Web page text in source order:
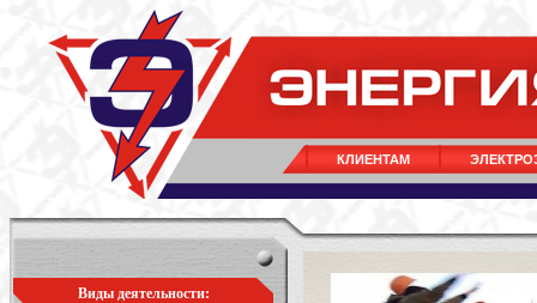
КЛИЕНТАМ
Виды деятельности: